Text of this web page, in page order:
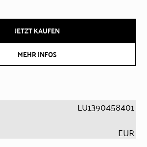
JETZT KAUFEN
MEHR INFOS
LU1390458401
EUR